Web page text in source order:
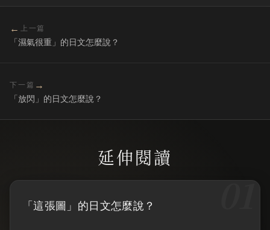
← 上一篇
「濕氣很重」的日文怎麼說？
下一篇 →
「放閃」的日文怎麼說？
「這張圖」的日文怎麼說？